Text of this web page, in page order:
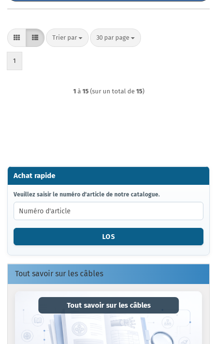
Trier par
Trier par 30 par page
par page
1
1 à 15(sur un total de 15)
Achat rapide
VEUILLEZ
SAISIR
LE
NUMÉRO
D'ARTICLE
NOTRE
CATALOGUE.
Veuillez saisir le numéro d'article de notre catalogue.
LOS
Tout savoir sur les câbles
Tout savoir sur les câbles